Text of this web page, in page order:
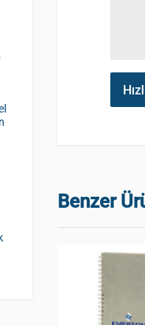
Benzer